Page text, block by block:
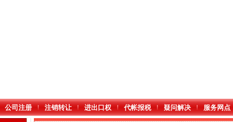
公司注册 注销转让 进出口权 代帐报税 疑问解决 服务网点